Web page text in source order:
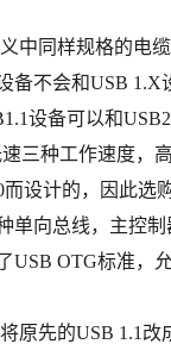
同样规格的电
备不会和USB
设备可以和
三种工作速度，
设计的，因此
单向总线，主控
USB OTG标准，
先的USB 1.1改